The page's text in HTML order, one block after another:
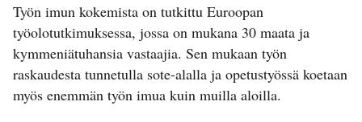
Työn imun kokemista on tutkittu Euroopan
työolotutkimuksessa, jossa on mukana 30 maata ja
kymmeniätuhansia vastaajia. Sen mukaan työn
raskaudesta tunnetulla sote-alalla ja opetustyössä koetaan
myös enemmän työn imua kuin muilla aloilla.